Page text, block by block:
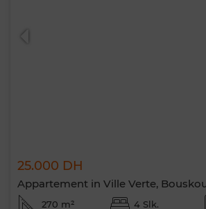
25.000 DH
Appartement in Ville Verte,
270 m² 4 Slk.